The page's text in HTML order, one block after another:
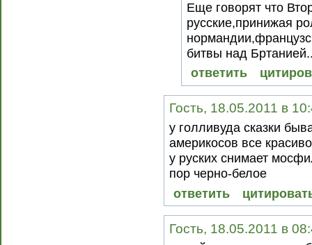
Еще говорят что
русские,принижая
битвы над
ответить
Гость, 18.05.2011 в
у голливуда сказки
америкосов все
у руских снимает
пор черно-белое
ответить
Гость, 18.05.2011 в